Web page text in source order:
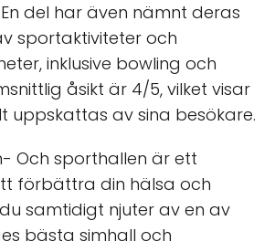
del har även nämnt deras
sportaktiviteter och
inklusive bowling och
åsikt är 4/5, vilket visar
uppskattas av sina besökare.
Och sporthallen är ett
förbättra din hälsa och
samtidigt njuter av en av
bästa simhall och